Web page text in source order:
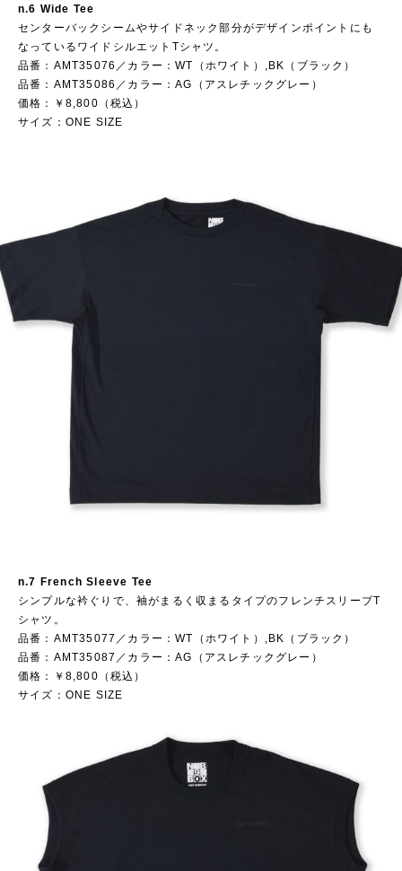
n.6 Wide Tee
センターバックシームやサイドネック部分がデザインポイントにも
なっているワイドシルエットTシャツ。
品番：AMT35076／カラー：WT（ホワイト）,BK（ブラック）
品番：AMT35086／カラー：AG（アスレチックグレー）
価格：￥8,800（税込）
サイズ：ONE SIZE
n.7 French Sleeve Tee
シンプルな衿ぐりで、袖がまるく収まるタイプのフレンチスリーブT
シャツ。
品番：AMT35077／カラー：WT（ホワイト）,BK（ブラック）
品番：AMT35087／カラー：AG（アスレチックグレー）
価格：￥8,800（税込）
サイズ：ONE SIZE